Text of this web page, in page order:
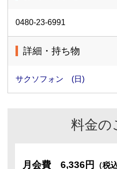
0480-23-6991
詳細・持ち物
サクソフォン (日)
料金の
月会費 6,336円 （税